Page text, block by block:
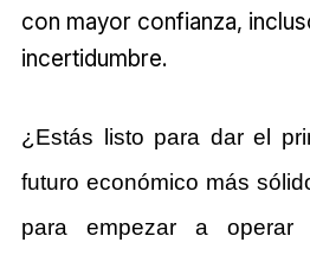
con mayor confianza,
incertidumbre.
¿Estás listo para dar el
futuro económico más
para empezar a operar